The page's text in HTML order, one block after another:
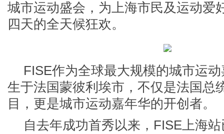
城市运动盛会，为上海市民及运动爱
四天的全天候狂欢。
FISE作为全球最大规模的城市运
生于法国蒙彼利埃市，不仅是法国总
目，更是城市运动嘉年华的开创者。
自去年成功首秀以来，FISE上海